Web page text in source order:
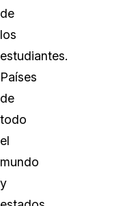
de
los
estudiantes.
Países
de
todo
el
mundo
y